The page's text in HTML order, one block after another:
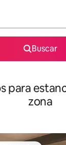
Buscar
para
zona